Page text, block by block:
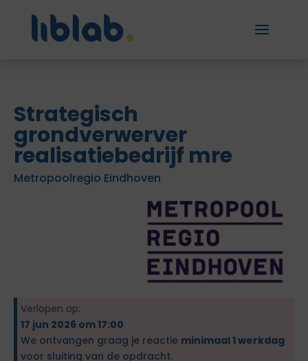
Strategisch
grondverwerver
realisatiebedrijf mre
Metropoolregio Eindhoven
Verlopen op:
17 jun 2026 om 17:00
We ontvangen graag je reactie minimaal 1 werkdag
voor sluiting van de opdracht.